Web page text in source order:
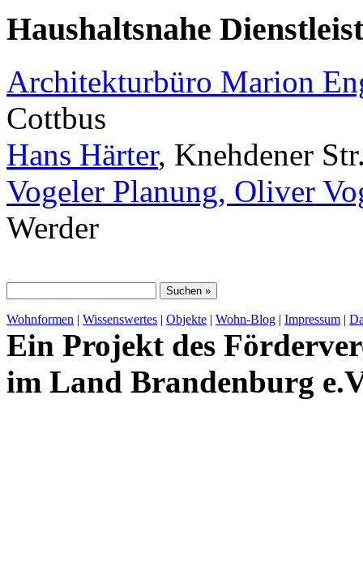
Haushaltsnahe
Architekturbüro Marion
Cottbus
Hans Härter, Knehdener
Vogeler Planung, Oliver
Werder
Wohnformen | Wissenswertes | Objekte | Wohn-Blog | Impressum |
Ein Projekt des
im Land Brandenburg